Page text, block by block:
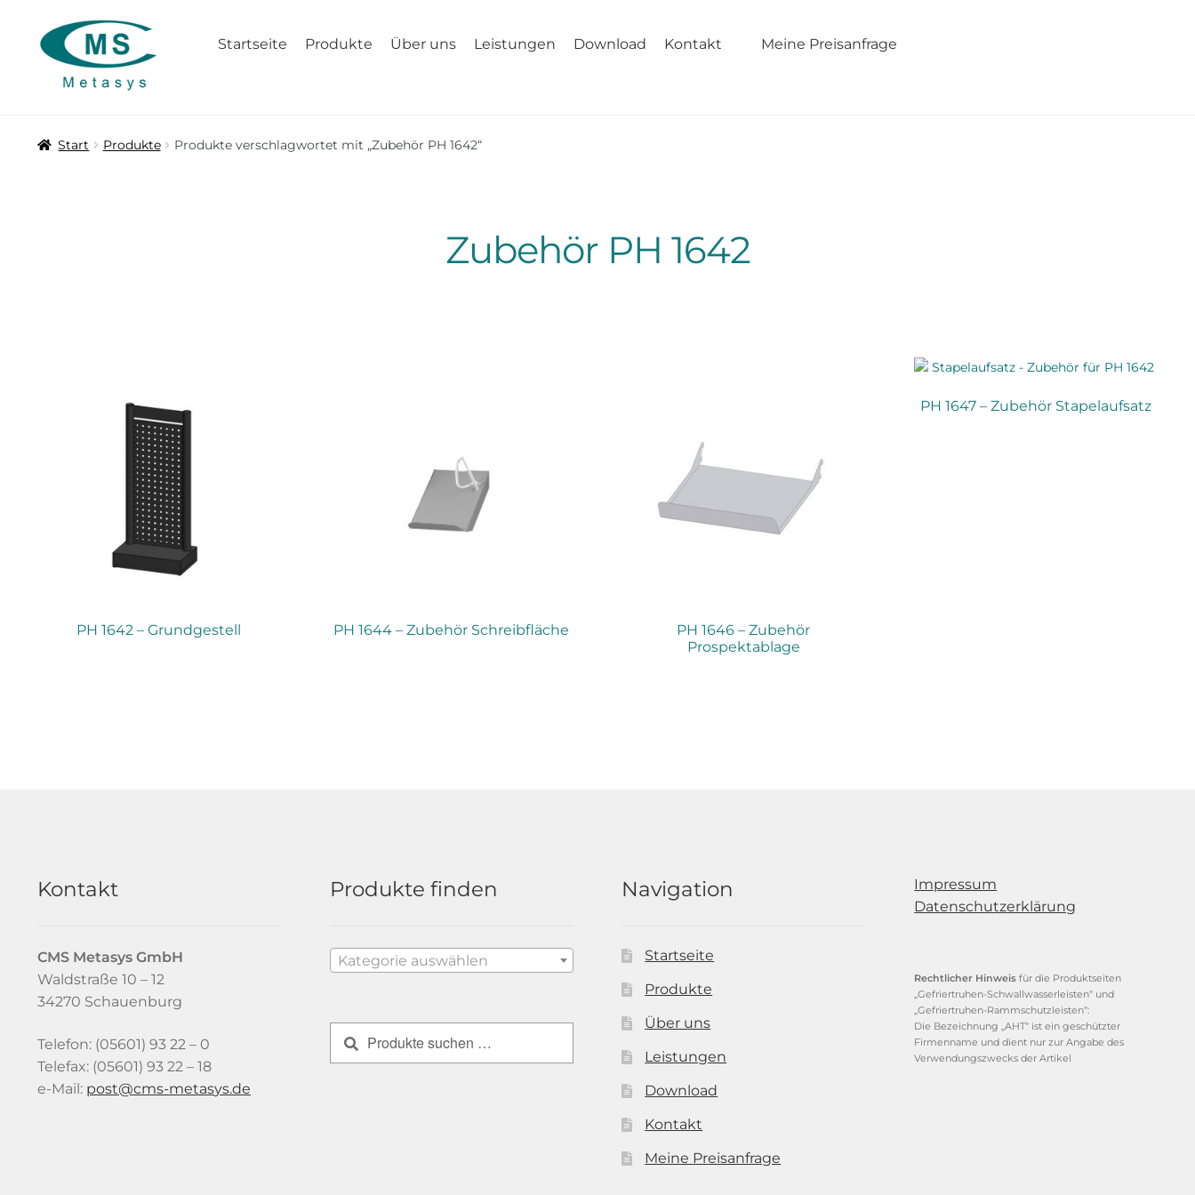
Zur
Navigation
springen
Zum
Inhalt
springen
Startseite Produkte Über uns Leistungen Download Kontakt Meine Preisanfrage
Start Produkte Produkte verschlagwortet mit „Zubehör PH 1642“
Zubehör PH 1642
PH 1642 – Grundgestell PH 1644 – Zubehör Schreibfläche
PH 1646 – Zubehör
Prospektablage
PH 1647 – Zubehör Stapelaufsatz
Kontakt
CMS Metasys GmbH
Waldstraße 10 – 12
34270 Schauenburg
Telefon: (05601) 93 22 – 0
Telefax: (05601) 93 22 – 18
e-Mail:
ed.sy
satem
-smc@
tsop
Produkte finden
Kategorie auswählen
nach:
Suchen
Navigation
Startseite
Produkte
Über uns
Leistungen
Download
Kontakt
Meine Preisanfrage
Impressum
Datenschutzerklärung
Rechtlicher Hinweis für die Produktseiten
„Gefriertruhen-Schwallwasserleisten“ und
„Gefriertruhen-Rammschutzleisten“:
Die Bezeichnung „AHT“ ist ein geschützter
Firmenname und dient nur zur Angabe des
Verwendungszwecks der Artikel